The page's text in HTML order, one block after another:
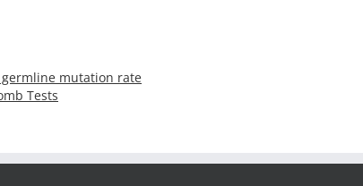
mutation rate
Tests